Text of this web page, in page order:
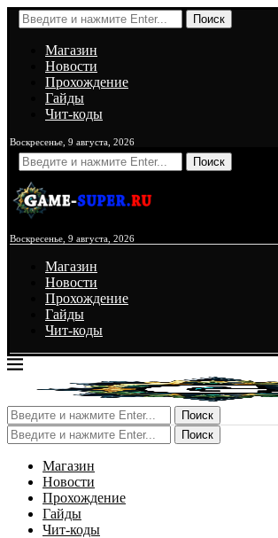
Поиск
Магазин
Новости
Прохождение
Гайды
Чит-коды
Воскресенье, 9 августа, 2026
Поиск
Воскресенье, 9 августа, 2026
Магазин
Новости
Прохождение
Гайды
Чит-коды
Поиск
Поиск
Магазин
Новости
Прохождение
Гайды
Чит-коды